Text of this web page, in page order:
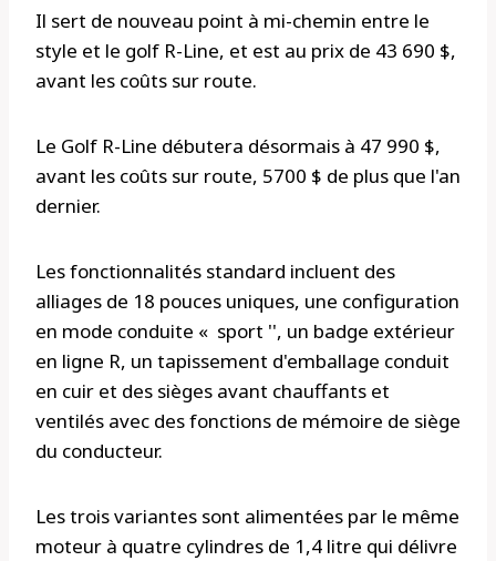
Il sert de nouveau point à mi-chemin entre le
style et le golf R-Line, et est au prix de 43 690 $,
avant les coûts sur route.
Le Golf R-Line débutera désormais à 47 990 $,
avant les coûts sur route, 5700 $ de plus que l'an
dernier.
Les fonctionnalités standard incluent des
alliages de 18 pouces uniques, une configuration
en mode conduite « sport '', un badge extérieur
en ligne R, un tapissement d'emballage conduit
en cuir et des sièges avant chauffants et
ventilés avec des fonctions de mémoire de siège
du conducteur.
Les trois variantes sont alimentées par le même
moteur à quatre cylindres de 1,4 litre qui délivre